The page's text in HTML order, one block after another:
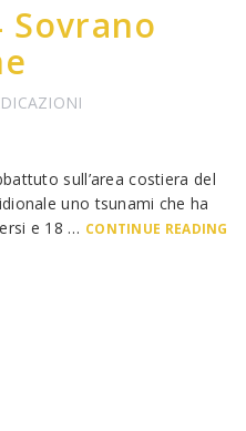
Sovrano
sull’area costiera del
uno tsunami che ha
e 18 … CONTINUE READING